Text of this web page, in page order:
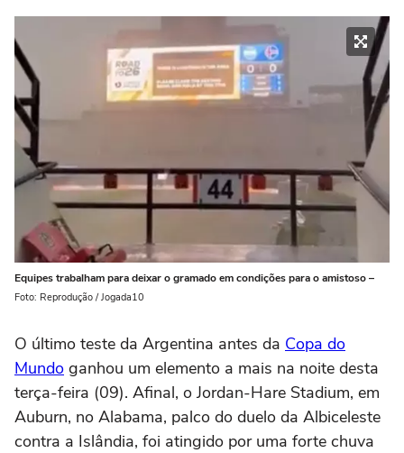
Equipes trabalham para deixar o gramado em condições para o amistoso –
Foto: Reprodução / Jogada10
O último teste da Argentina antes da Copa do
Mundo ganhou um elemento a mais na noite desta
terça-feira (09). Afinal, o Jordan-Hare Stadium, em
Auburn, no Alabama, palco do duelo da Albiceleste
contra a Islândia, foi atingido por uma forte chuva